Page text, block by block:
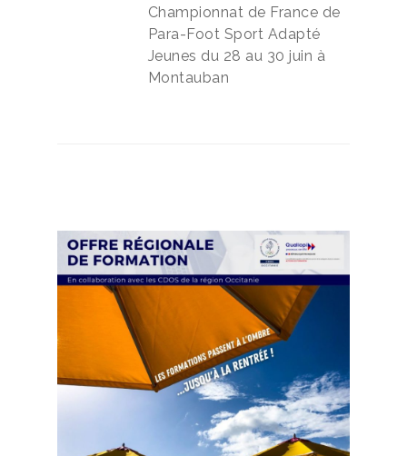
Championnat de France de
Para-Foot Sport Adapté
Jeunes du 28 au 30 juin à
Montauban